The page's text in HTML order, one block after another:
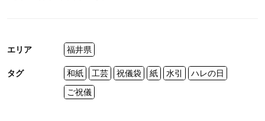
エリア 福井県
タグ 和紙 工芸 祝儀袋 紙 水引
ハレの日
ご祝儀